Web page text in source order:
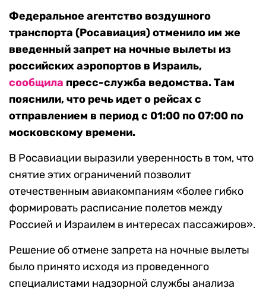
Федеральное агентство воздушного
транспорта (Росавиация) отменило им же
введенный запрет на ночные вылеты из
российских аэропортов в Израиль,
сообщила пресс-служба ведомства. Там
пояснили, что речь идет о рейсах с
отправлением в период с 01:00 по 07:00 по
московскому времени.
В Росавиации выразили уверенность в том, что
снятие этих ограничений позволит
отечественным авиакомпаниям «более гибко
формировать расписание полетов между
Россией и Израилем в интересах пассажиров».
Решение об отмене запрета на ночные вылеты
было принято исходя из проведенного
специалистами надзорной службы анализа